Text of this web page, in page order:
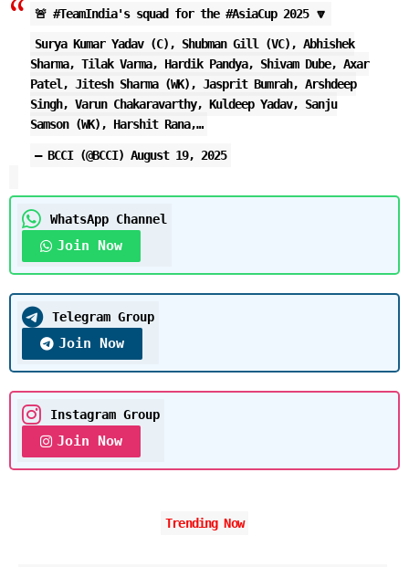
🚨 #TeamIndia's squad for the #AsiaCup2025 🔽
Surya Kumar Yadav (C), Shubman Gill (VC), Abhishek
Sharma, Tilak Varma, Hardik Pandya, Shivam Dube, Axar
Patel, Jitesh Sharma (WK), Jasprit Bumrah, Arshdeep
Singh, Varun Chakaravarthy, Kuldeep Yadav, Sanju
Samson (WK), Harshit Rana,…
— BCCI (@BCCI) August 19, 2025
WhatsApp Channel
Join Now
Telegram Group
Join Now
Instagram Group
Join Now
Trending Now